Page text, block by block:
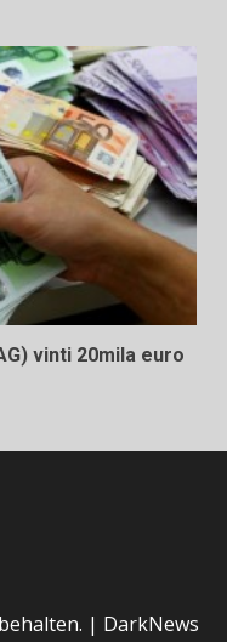
vinti 20mila euro
| DarkNews